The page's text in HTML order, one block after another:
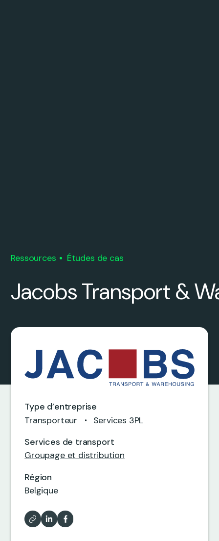
Ressources Études de cas
Jacobs Transport &
0
0
5
6
0
0
5
6
0
0
5
6
0
0
2
0
Type d’entreprise
Transporteur
Services 3PL
Services de transport
Groupage et distribution
Région
Belgique